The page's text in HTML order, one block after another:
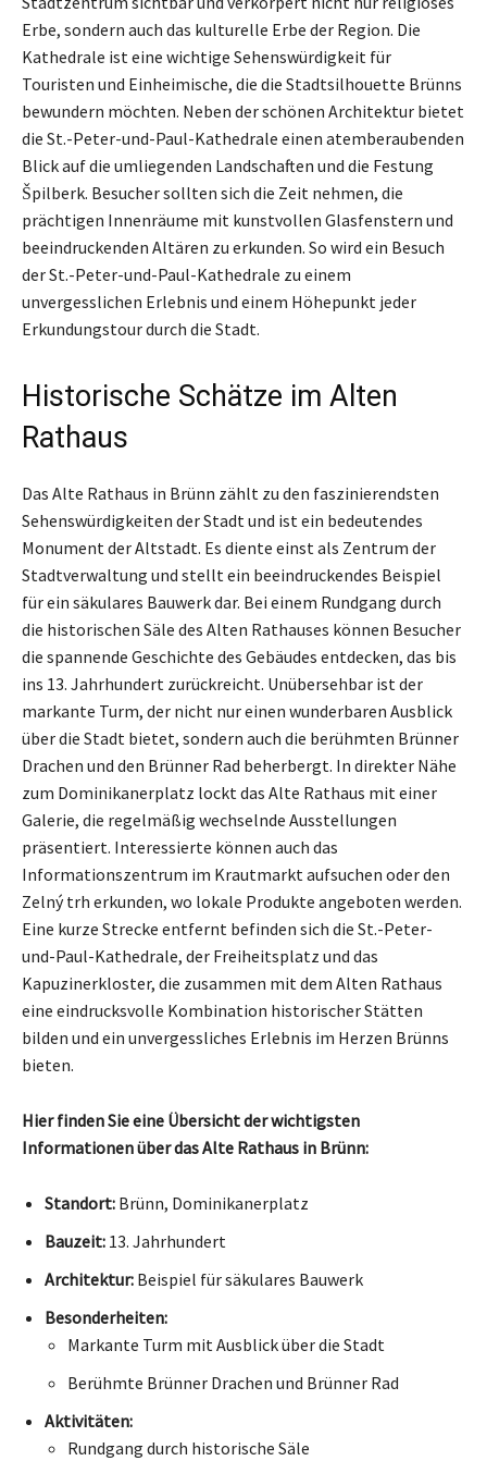
Erbe, sondern auch das kulturelle Erbe der Region. Die
Kathedrale ist eine wichtige Sehenswürdigkeit für
Touristen und Einheimische, die die Stadtsilhouette Brünns
bewundern möchten. Neben der schönen Architektur bietet
die St.-Peter-und-Paul-Kathedrale einen atemberaubenden
Blick auf die umliegenden Landschaften und die Festung
Špilberk. Besucher sollten sich die Zeit nehmen, die
prächtigen Innenräume mit kunstvollen Glasfenstern und
beeindruckenden Altären zu erkunden. So wird ein Besuch
der St.-Peter-und-Paul-Kathedrale zu einem
unvergesslichen Erlebnis und einem Höhepunkt jeder
Erkundungstour durch die Stadt.
Historische Schätze im Alten
Rathaus
Das Alte Rathaus in Brünn zählt zu den faszinierendsten
Sehenswürdigkeiten der Stadt und ist ein bedeutendes
Monument der Altstadt. Es diente einst als Zentrum der
Stadtverwaltung und stellt ein beeindruckendes Beispiel
für ein säkulares Bauwerk dar. Bei einem Rundgang durch
die historischen Säle des Alten Rathauses können Besucher
die spannende Geschichte des Gebäudes entdecken, das bis
ins 13. Jahrhundert zurückreicht. Unübersehbar ist der
markante Turm, der nicht nur einen wunderbaren Ausblick
über die Stadt bietet, sondern auch die berühmten Brünner
Drachen und den Brünner Rad beherbergt. In direkter Nähe
zum Dominikanerplatz lockt das Alte Rathaus mit einer
Galerie, die regelmäßig wechselnde Ausstellungen
präsentiert. Interessierte können auch das
Informationszentrum im Krautmarkt aufsuchen oder den
Zelný trh erkunden, wo lokale Produkte angeboten werden.
Eine kurze Strecke entfernt befinden sich die St.-Peter-
und-Paul-Kathedrale, der Freiheitsplatz und das
Kapuzinerkloster, die zusammen mit dem Alten Rathaus
eine eindrucksvolle Kombination historischer Stätten
bilden und ein unvergessliches Erlebnis im Herzen Brünns
bieten.
Hier finden Sie eine Übersicht der wichtigsten
Informationen über das Alte Rathaus in Brünn:
Standort: Brünn, Dominikanerplatz
Bauzeit: 13. Jahrhundert
Architektur: Beispiel für säkulares Bauwerk
Besonderheiten:
Markante Turm mit Ausblick über die Stadt
Berühmte Brünner Drachen und Brünner Rad
Aktivitäten:
Rundgang durch historische Säle